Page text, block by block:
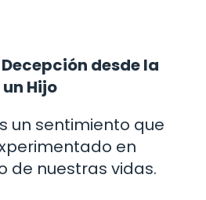
desde la
Hijo
un sentimiento que
en
de nuestras vidas.